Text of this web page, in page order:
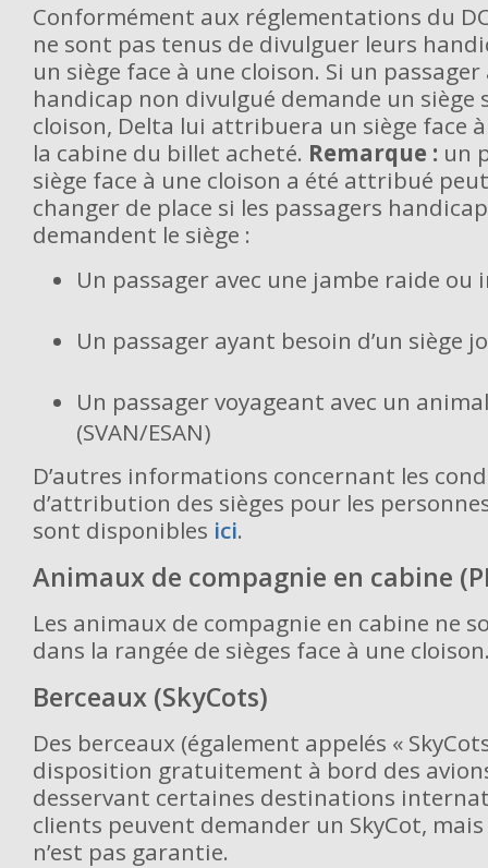
Conformément aux réglementations du
ne sont pas tenus de divulguer leurs
un siège face à une cloison. Si un
handicap non divulgué demande un siège
cloison, Delta lui attribuera un siège face
la cabine du billet acheté. Remarque : un
siège face à une cloison a été attribué
changer de place si les passagers
demandent le siège :
Un passager avec une jambe raide ou
Un passager ayant besoin d’un siège
Un passager voyageant avec un
(SVAN/ESAN)
D’autres informations concernant les
d’attribution des sièges pour les
sont disponibles ici.
Animaux de compagnie en cabine
Les animaux de compagnie en cabine ne
dans la rangée de sièges face à une
Berceaux (SkyCots)
Des berceaux (également appelés «
disposition gratuitement à bord des
desservant certaines destinations
clients peuvent demander un SkyCot,
n’est pas garantie.